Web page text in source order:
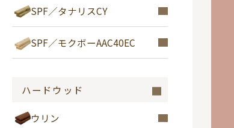
SPF／タナリスCY
SPF／モクボーAAC40EC
ハードウッド
ウリン